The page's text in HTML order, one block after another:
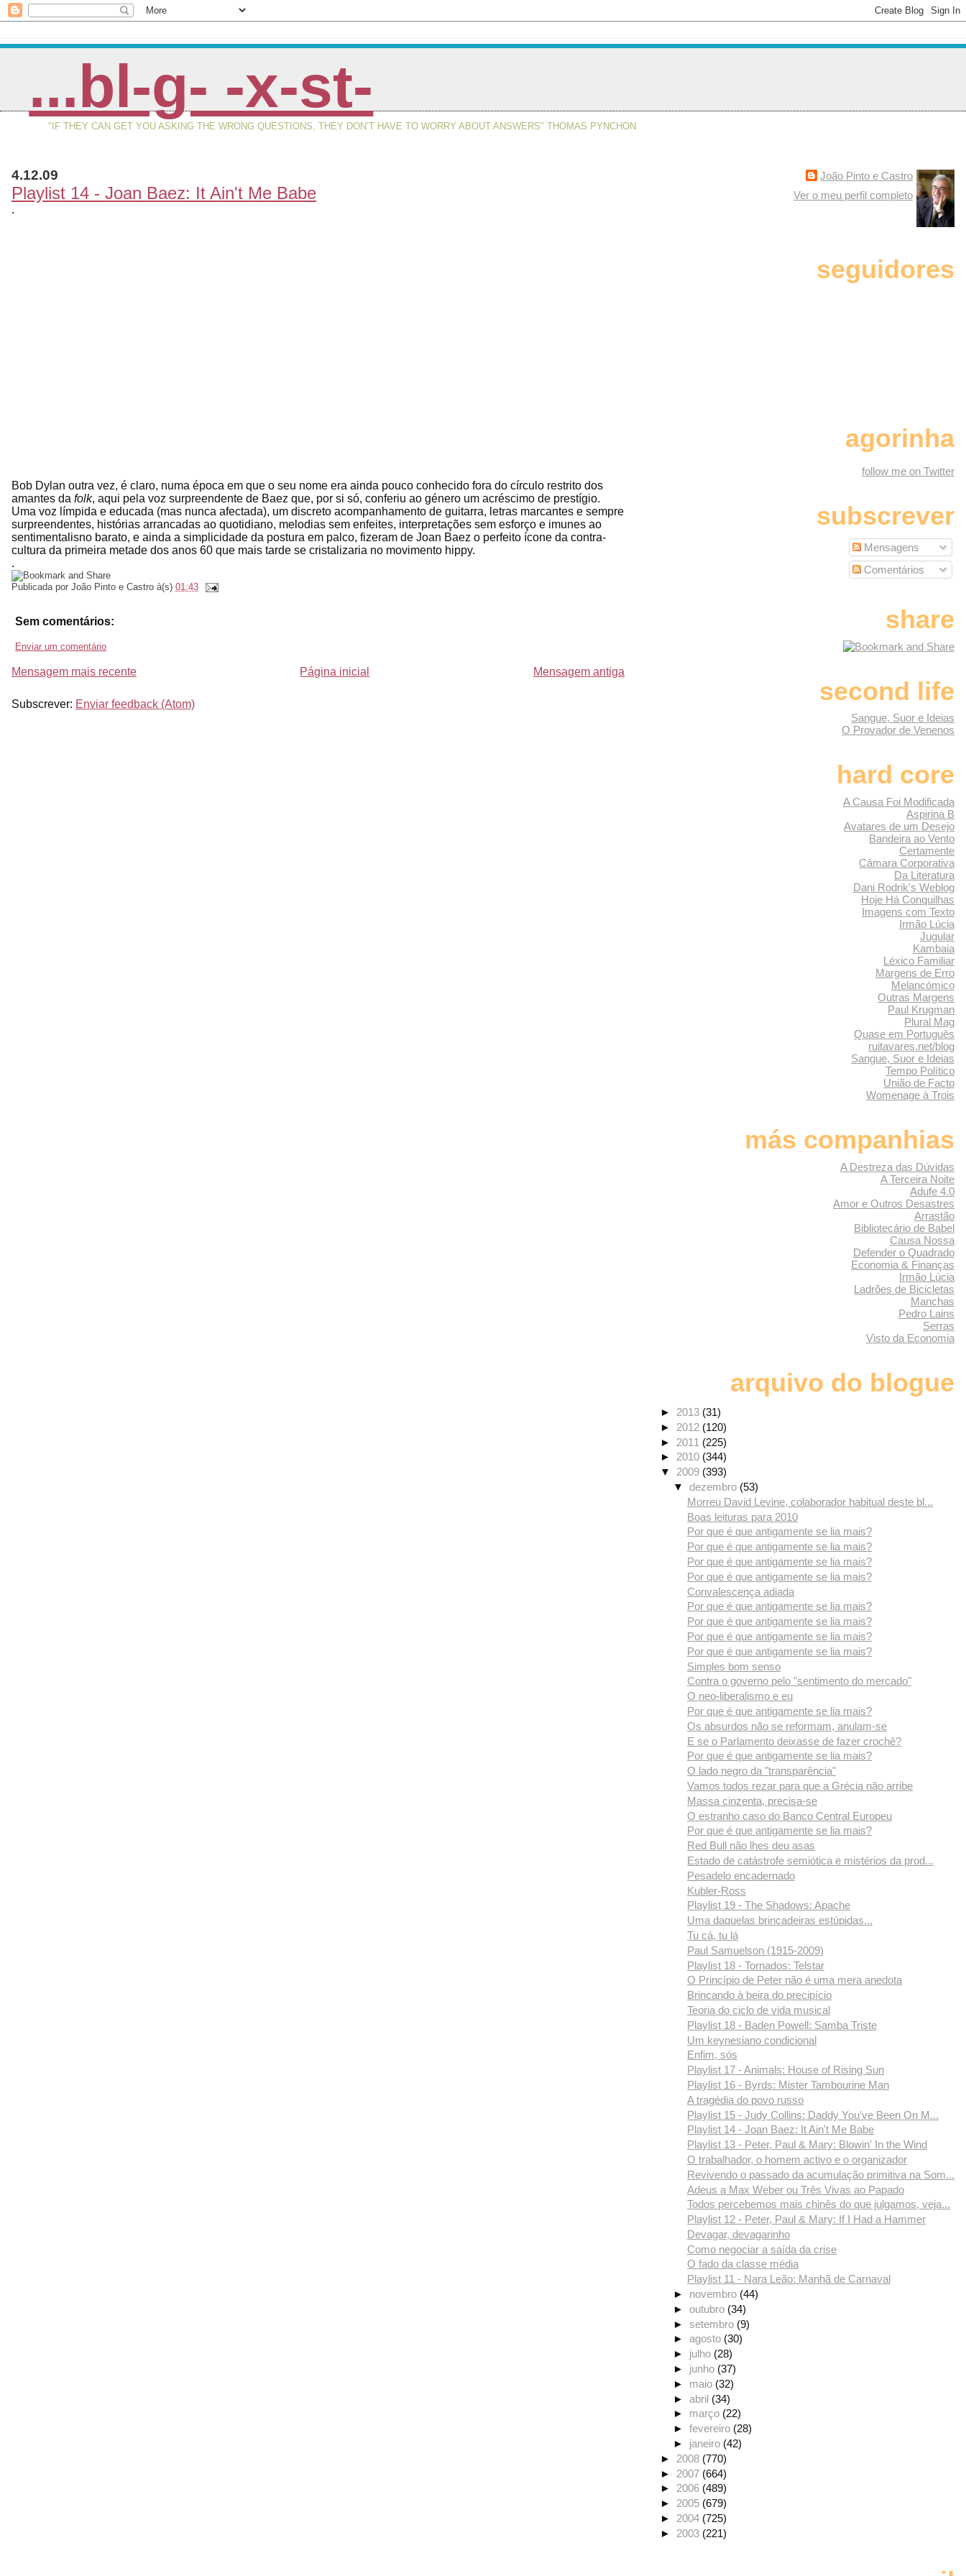
...bl-g- -x-st-
"IF THEY CAN GET YOU ASKING THE WRONG QUESTIONS, THEY DON’T HAVE TO WORRY ABOUT ANSWERS" THOMAS PYNCHON
4.12.09
Playlist 14 - Joan Baez: It Ain't Me Babe
.
Bob Dylan outra vez, é claro, numa época em que o seu nome era ainda pouco conhecido fora do círculo restrito dos
amantes da folk, aqui pela voz surpreendente de Baez que, por si só, conferiu ao género um acréscimo de prestígio.
Uma voz límpida e educada (mas nunca afectada), um discreto acompanhamento de guitarra, letras marcantes e sempre
surpreendentes, histórias arrancadas ao quotidiano, melodias sem enfeites, interpretações sem esforço e imunes ao
sentimentalisno barato, e ainda a simplicidade da postura em palco, fizeram de Joan Baez o perfeito ícone da contra-
cultura da primeira metade dos anos 60 que mais tarde se cristalizaria no movimento hippy.
.
Publicada por João Pinto e Castro à(s) 01:43
Sem comentários:
Enviar um comentário
Mensagem mais recente Mensagem antiga
Página inicial
Subscrever: Enviar feedback (Atom)
João Pinto e Castro
Ver o meu perfil completo
seguidores
agorinha
follow me on Twitter
subscrever
Mensagens
Comentários
share
second life
Sangue, Suor e Ideias
O Provador de Venenos
hard core
A Causa Foi Modificada
Aspirina B
Avatares de um Desejo
Bandeira ao Vento
Certamente
Câmara Corporativa
Da Literatura
Dani Rodrik's Weblog
Hoje Há Conquilhas
Imagens com Texto
Irmão Lúcia
Jugular
Kambaia
Léxico Familiar
Margens de Erro
Melancómico
Outras Margens
Paul Krugman
Plural Mag
Quase em Português
ruitavares.net/blog
Sangue, Suor e Ideias
Tempo Político
União de Facto
Womenage à Trois
más companhias
A Destreza das Dúvidas
A Terceira Noite
Adufe 4.0
Amor e Outros Desastres
Arrastão
Bibliotecário de Babel
Causa Nossa
Defender o Quadrado
Economia & Finanças
Irmão Lúcia
Ladrões de Bicicletas
Manchas
Pedro Lains
Serras
Visto da Economia
arquivo do blogue
► 2013 (31)
► 2012 (120)
► 2011 (225)
►2010 (344)
▼ 2009 (393)
▼dezembro (53)
Morreu David Levine, colaborador habitual deste bl...
Boas leituras para 2010
Por que é que antigamente se lia mais?
Por que é que antigamente se lia mais?
Por que é que antigamente se lia mais?
Por que é que antigamente se lia mais?
Convalescença adiada
Por que é que antigamente se lia mais?
Por que é que antigamente se lia mais?
Por que é que antigamente se lia mais?
Por que é que antigamente se lia mais?
Simples bom senso
Contra o governo pelo "sentimento do mercado"
O neo-liberalismo e eu
Por que é que antigamente se lia mais?
Os absurdos não se reformam, anulam-se
E se o Parlamento deixasse de fazer crochê?
Por que é que antigamente se lia mais?
O lado negro da "transparência"
Vamos todos rezar para que a Grécia não arribe
Massa cinzenta, precisa-se
O estranho caso do Banco Central Europeu
Por que é que antigamente se lia mais?
Red Bull não lhes deu asas
Estado de catástrofe semiótica e mistérios da prod...
Pesadelo encadernado
Kubler-Ross
Playlist 19 - The Shadows: Apache
Uma daquelas brincadeiras estúpidas...
Tu cá, tu lá
Paul Samuelson (1915-2009)
Playlist 18 - Tornados: Telstar
O Princípio de Peter não é uma mera anedota
Brincando à beira do precipício
Teoria do ciclo de vida musical
Playlist 18 - Baden Powell: Samba Triste
Um keynesiano condicional
Enfim, sós
Playlist 17 - Animals: House of Rising Sun
Playlist 16 - Byrds: Mister Tambourine Man
A tragédia do povo russo
Playlist 15 - Judy Collins: Daddy You've Been On M...
Playlist 14 - Joan Baez: It Ain't Me Babe
Playlist 13 - Peter, Paul & Mary: Blowin' In the Wind
O trabalhador, o homem activo e o organizador
Revivendo o passado da acumulação primitiva na Som...
Adeus a Max Weber ou Três Vivas ao Papado
Todos percebemos mais chinês do que julgamos, veja...
Playlist 12 - Peter, Paul & Mary: If I Had a Hammer
Devagar, devagarinho
Como negociar a saída da crise
O fado da classe média
Playlist 11 - Nara Leão: Manhã de Carnaval
► novembro (44)
►outubro (34)
►setembro (9)
►agosto (30)
► julho (28)
► junho (37)
► maio (32)
►abril (34)
► março (22)
►fevereiro (28)
► janeiro (42)
► 2008 (770)
► 2007 (664)
►2006 (489)
► 2005 (679)
► 2004 (725)
► 2003 (221)